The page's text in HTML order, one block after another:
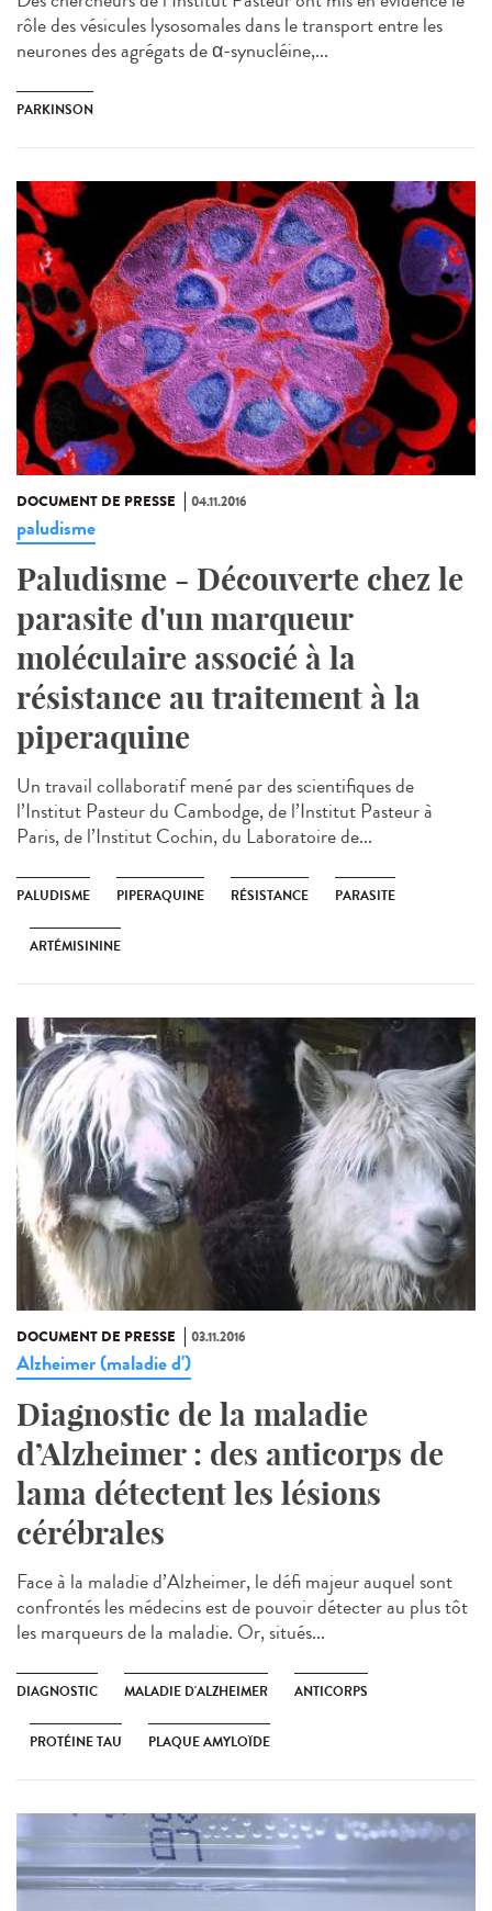
rôle des vésicules lysosomales dans le transport entre les
neurones des agrégats de α-synucléine,...
PARKINSON
DOCUMENT DE PRESSE 04.11.2016
paludisme
Paludisme - Découverte chez le
parasite d'un marqueur
moléculaire associé à la
résistance au traitement à la
piperaquine
Un travail collaboratif mené par des scientifiques de
l’Institut Pasteur du Cambodge, de l’Institut Pasteur à
Paris, de l’Institut Cochin, du Laboratoire de...
PALUDISME PIPERAQUINE RÉSISTANCE PARASITE
ARTÉMISININE
DOCUMENT DE PRESSE 03.11.2016
Alzheimer (maladie d')
Diagnostic de la maladie
d’Alzheimer : des anticorps de
lama détectent les lésions
cérébrales
Face à la maladie d’Alzheimer, le défi majeur auquel sont
confrontés les médecins est de pouvoir détecter au plus tôt
les marqueurs de la maladie. Or, situés...
DIAGNOSTIC MALADIE D'ALZHEIMER ANTICORPS
PROTÉINE TAU PLAQUE AMYLOÏDE